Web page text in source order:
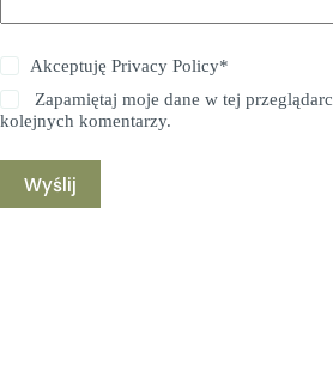
AkceptujęPrivacy Policy*
Zapamiętaj moje dane w tej
kolejnych komentarzy.
Wyślij